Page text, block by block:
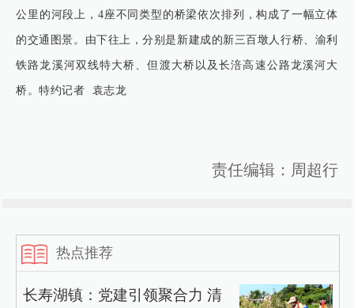
公里的河段上，4座不同类型的桥梁依次排列，构成了一幅立体
的交通图景。由下往上，分别是新建成的新三百墩人行桥、渝利
铁路龙溪河双线特大桥、但渡大桥以及长涪高速公路龙溪河大
桥。特约记者 袁志龙
责任编辑：周超行
热点推荐
长寿湖镇：党建引领聚合力 清